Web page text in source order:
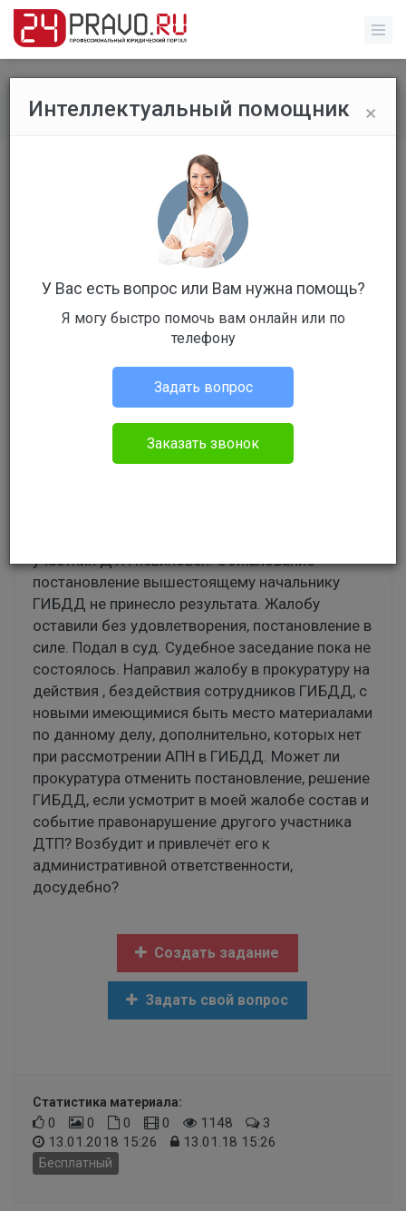
Все вопросы / Административное право
дорожно-транспортное
происшествие
Вопрос уже решен
Ответов: 3
Административное право
участник ДТП невиновен. Обжалование
постановление вышестоящему начальнику
ГИБДД не принесло результата. Жалобу
оставили без удовлетворения, постановление в
силе. Подал в суд. Судебное заседание пока не
состоялось. Направил жалобу в прокуратуру на
действия , бездействия сотрудников ГИБДД, с
новыми имеющимися быть место материалами
по данному делу, дополнительно, которых нет
при рассмотрении АПН в ГИБДД. Может ли
прокуратура отменить постановление, решение
ГИБДД, если усмотрит в моей жалобе состав и
событие правонарушение другого участника
ДТП? Возбудит и привлечёт его к
административной ответственности,
досудебно?
Создать задание
Задать свой вопрос
Статистика материала:
0 0 0 0 1148
3
13.01.2018 15:26
13.01.18 15:26
Бесплатный
×
Интеллектуальный помощник
У Вас есть вопрос или Вам нужна помощь?
Я могу быстро помочь вам онлайн или по
телефону
Задать вопрос
Заказать звонок